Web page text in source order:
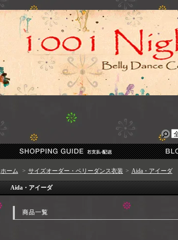
ホーム > サイズオーダー・ベリーダンス衣装 > Aida・アイーダ
Aida・アイーダ
商品一覧